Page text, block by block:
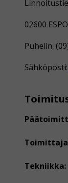
02600
Puhelin:
Sähköposti:
Tekniikka: